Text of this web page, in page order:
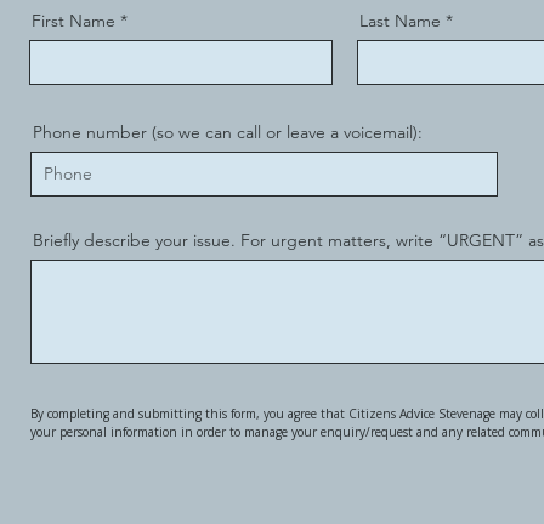
First Name Last Name
Phone number (so we can call or leave a voicemail):
Briefly describe your issue. For urgent matters, write “URGENT”
By completing and submitting this form, you agree that Citizens Advice Stevenage may
your personal information in order to manage your enquiry/request and any related